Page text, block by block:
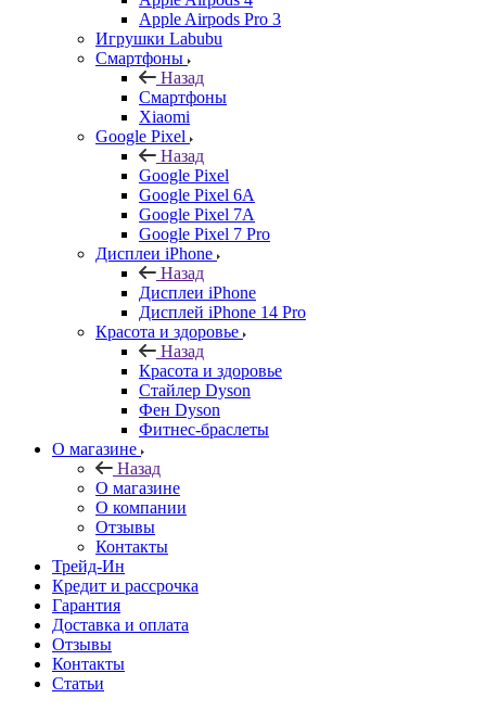
Apple Airpods Pro 3
Игрушки Labubu
Смартфоны
Назад
Смартфоны
Xiaomi
Google Pixel
Назад
Google Pixel
Google Pixel 6A
Google Pixel 7А
Google Pixel 7 Pro
Дисплеи iPhone
Назад
Дисплеи iPhone
Дисплей iPhone 14 Pro
Красота и здоровье
Назад
Красота и здоровье
Стайлер Dyson
Фен Dyson
Фитнес-браслеты
О магазине
Назад
О магазине
О компании
Отзывы
Контакты
Трейд-Ин
Кредит и рассрочка
Гарантия
Доставка и оплата
Отзывы
Контакты
Статьи